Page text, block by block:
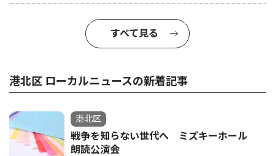
すべて見る
港北区 ローカルニュースの新着記事
港北区
戦争を知らない世代へ ミズキーホール
朗読公演会